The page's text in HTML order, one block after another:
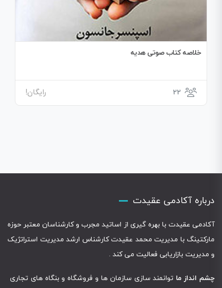
خلاصه کتاب صوتی هدیه
22 رایگان!
درباره آکادمی عقیدت
آکادمی عقیدت با بهره گیری از اساتید مجرب و کارشناسان معتبر حوزه
مارکتینگ با مدیریت محمد عقیدت کارشناس ارشد مدیریت استراتژیک
و مدیریت بازاریابی فعالیت می کند .
چشم انداز ما توانمند سازی سازمان ها و فروشگاه و بنگاه های تجاری